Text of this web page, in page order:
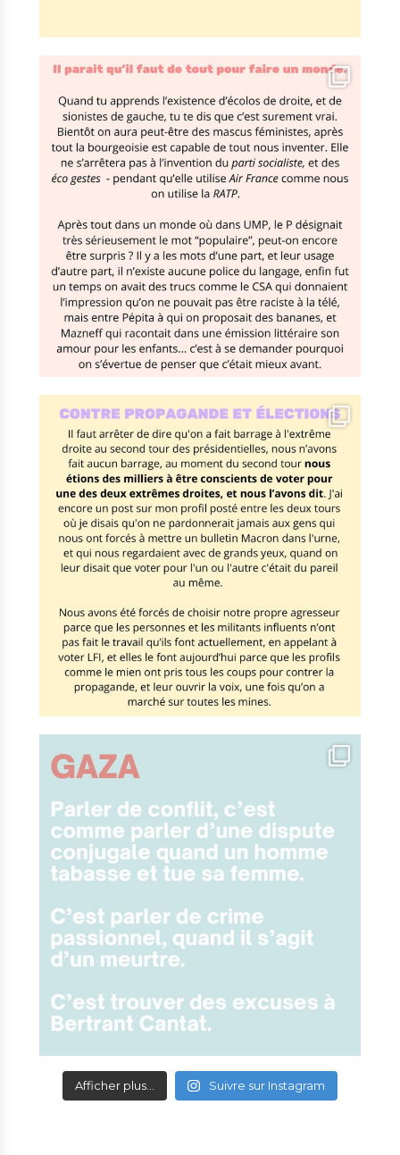
Afficher plus... Suivre sur Instagram